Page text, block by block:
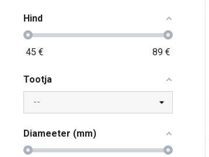
Hind
45 € 89 €
Tootja
Diameeter (mm)